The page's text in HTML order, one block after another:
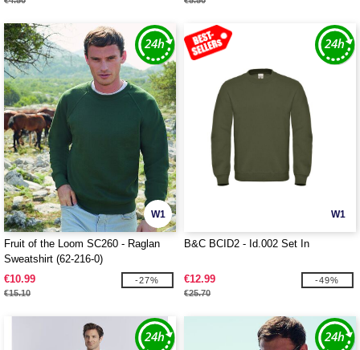
W1
Fruit of the Loom SC260 - Raglan
Sweatshirt (62-216-0)
€10.99
€15.10
-27%
W1
B&C BCID2 - Id.002 Set In
€12.99
€25.70
-49%